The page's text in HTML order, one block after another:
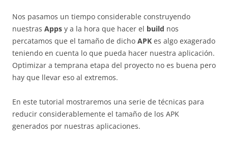
Nos pasamos un tiempo considerable construyendo
nuestras Apps y a la hora que hacer el build nos
percatamos que el tamaño de dicho APK es algo exagerado
teniendo en cuenta lo que pueda hacer nuestra aplicación.
Optimizar a temprana etapa del proyecto no es buena pero
hay que llevar eso al extremos.
En este tutorial mostraremos una serie de técnicas para
reducir considerablemente el tamaño de los APK
generados por nuestras aplicaciones.